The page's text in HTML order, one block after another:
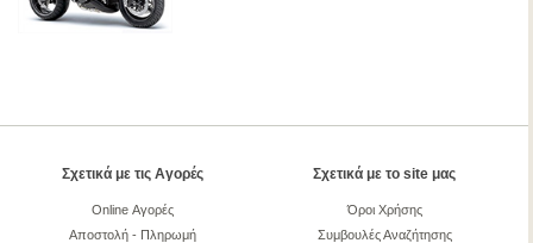
Σχετικά με τις Αγορές
Online Αγορές
Αποστολή - Πληρωμή
Σχετικά με το site μας
Όροι Χρήσης
Συμβουλές Αναζήτησης